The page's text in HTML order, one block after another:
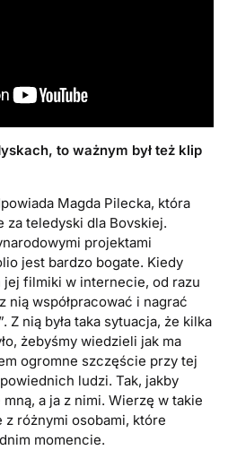
to ważnym był też klip
Magda Pilecka, która
za teledyski dla Bovskiej.
projektami
jest bardzo bogate. Kiedy
jej filmiki w internecie, od razu
nią współpracować i nagrać
Z nią była taka sytuacja, że kilka
żebyśmy wiedzieli jak ma
ogromne szczęście przy tej
ludzi. Tak, jakby
a ja z nimi. Wierzę w takie
z różnymi osobami, które
momencie.